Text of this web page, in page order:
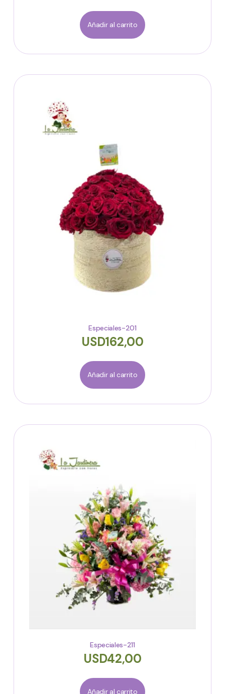
Añadir al carrito
Especiales-201
USD162,00
Añadir al carrito
Especiales-211
USD42,00
Añadir al carrito